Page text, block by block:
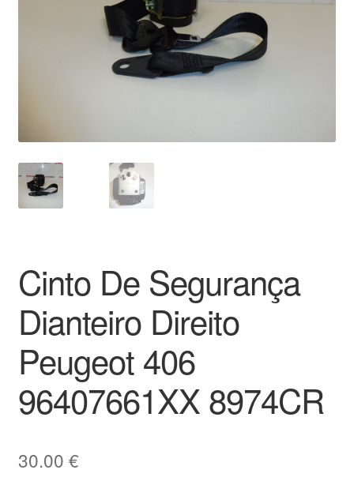
Procedimento de Reclamação
Sobre nós
Termos e Condições
Transporte
Cinto De Segurança
Dianteiro Direito
Peugeot 406
96407661XX 8974CR
30.00 €